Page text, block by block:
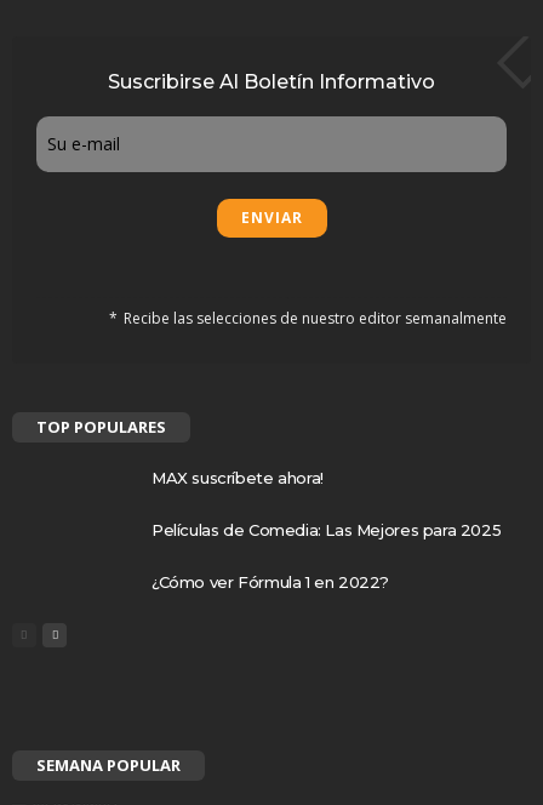
Suscribirse Al Boletín Informativo
Email
Recibe las selecciones de nuestro editor semanalmente
TOP POPULARES
MAX suscríbete ahora!
Películas de Comedia: Las Mejores para 2025
¿Cómo ver Fórmula 1 en 2022?
SEMANA POPULAR